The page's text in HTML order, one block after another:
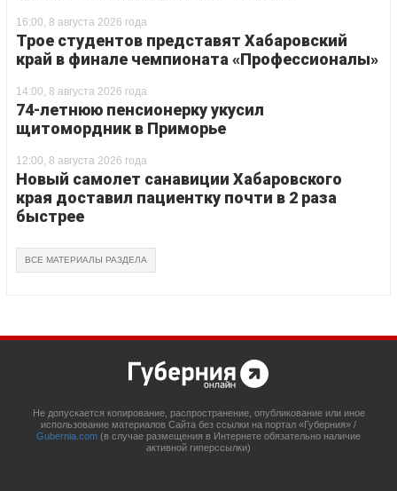
16:00, 8 августа 2026 года
Трое студентов представят Хабаровский
край в финале чемпионата «Профессионалы»
14:00, 8 августа 2026 года
74-летнюю пенсионерку укусил
щитомордник в Приморье
12:00, 8 августа 2026 года
Новый самолет санавиции Хабаровского
края доставил пациентку почти в 2 раза
быстрее
ВСЕ МАТЕРИАЛЫ РАЗДЕЛА
Не допускается копирование, распространение, опубликование или иное
использование материалов Сайта без ссылки на портал «Губерния» /
Gubernia.com (в случае размещения в Интернете обязательно наличие
активной гиперссылки)